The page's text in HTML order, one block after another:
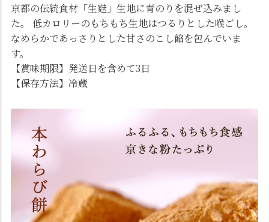
京都の伝統食材「生麩」生地に青のりを混ぜ込みまし
た。 低カロリーのもちもち生地はつるりとした喉ごし。
なめらかであっさりとした甘さのこし餡を包んでいま
す。
【賞味期限】発送日を含めて3日
【保存方法】冷蔵